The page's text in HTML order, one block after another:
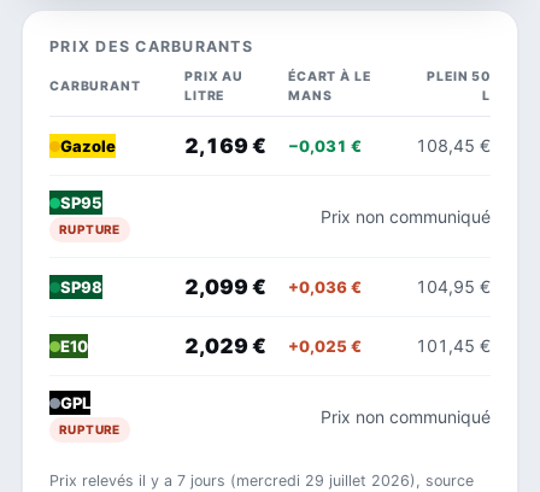
PRIX DES CARBURANTS
CARBURANT
PRIX AU
LITRE
ÉCART À LE
MANS
PLEIN 50
L
Gazole 2,169 € −0,031 € 108,45 €
SP95
RUPTURE
Prix non communiqué
SP98 2,099 € +0,036 € 104,95 €
E10 2,029 € +0,025 € 101,45 €
GPL
RUPTURE
Prix non communiqué
Prix relevés il y a 7 jours (mercredi 29 juillet 2026), source